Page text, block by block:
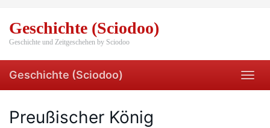
main
content
Geschichte (Sciodoo)
Geschichte und Zeitgeschehen by Sciodoo
Geschichte (Sciodoo)
Preußischer König